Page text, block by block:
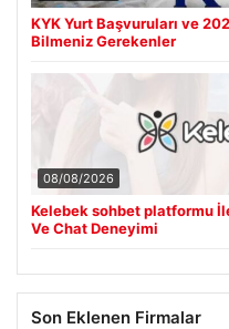
KYK Yurt Başvuruları ve
Bilmeniz Gerekenler
08/08/2026
Kelebek sohbet platformu
Ve Chat Deneyimi
Son Eklenen Firmalar